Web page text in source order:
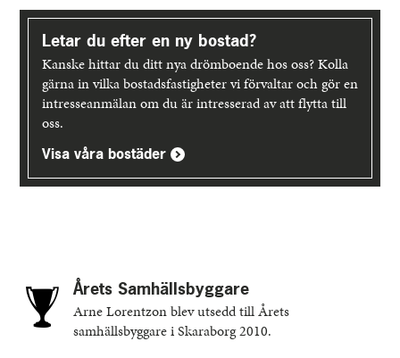
Letar du efter en ny bostad?
Kanske hittar du ditt nya drömboende hos oss? Kolla
gärna in vilka bostadsfastigheter vi förvaltar och gör en
intresseanmälan om du är intresserad av att flytta till
oss.
Visa våra bostäder
Årets Samhällsbyggare
Arne Lorentzon blev utsedd till Årets
samhällsbyggare i Skaraborg 2010.